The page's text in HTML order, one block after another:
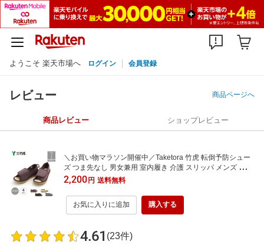
ようこそ 楽天市場へ ログイン 会員登録
レビュー 商品ページへ
商品レビュー ショップレビュー
＼お買い物マラソン開催中／Taketora 竹虎 転倒予防シュー
ズ つま先なし 男女兼用 室内履き 介護 スリッパ メンズ レデ
ィース 転倒予防 転倒防止 つまづき防止 室内専用 リハビリ
病院 入院 施設 hgc
2,200円 送料無料
お気に入りに追加 購入する
4.61 (23件)